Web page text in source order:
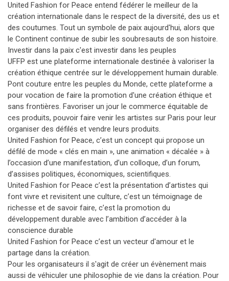
United Fashion for Peace entend fédérer le meilleur de la
création internationale dans le respect de la diversité, des us et
des coutumes. Tout un symbole de paix aujourd'hui, alors que
le Continent continue de subir les soubresauts de son histoire.
Investir dans la paix c'est investir dans les peuples
UFFP est une plateforme internationale destinée à valoriser la
création éthique centrée sur le développement humain durable.
Pont couture entre les peuples du Monde, cette plateforme a
pour vocation de faire la promotion d'une création éthique et
sans frontières. Favoriser un jour le commerce équitable de
ces produits, pouvoir faire venir les artistes sur Paris pour leur
organiser des défilés et vendre leurs produits.
United Fashion for Peace, c’est un concept qui propose un
défilé de mode « clés en main », une animation « décalée » à
l’occasion d’une manifestation, d’un colloque, d’un forum,
d’assises politiques, économiques, scientifiques.
United Fashion for Peace c’est la présentation d’artistes qui
font vivre et revisitent une culture, c’est un témoignage de
richesse et de savoir faire, c’est la promotion du
développement durable avec l’ambition d’accéder à la
conscience durable
United Fashion for Peace c’est un vecteur d'amour et le
partage dans la création.
Pour les organisateurs il s'agit de créer un évènement mais
aussi de véhiculer une philosophie de vie dans la création. Pour